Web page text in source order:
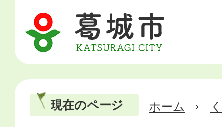
現在のページ ホーム